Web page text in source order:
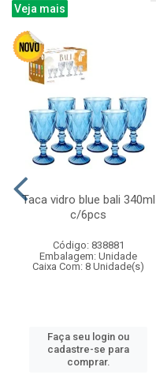
Veja mais
Taca vidro blue bali 340ml
c/6pcs
Código: 838881
Embalagem: Unidade
Caixa Com: 8 Unidade(s)
Faça seu login ou
cadastre-se para
comprar.